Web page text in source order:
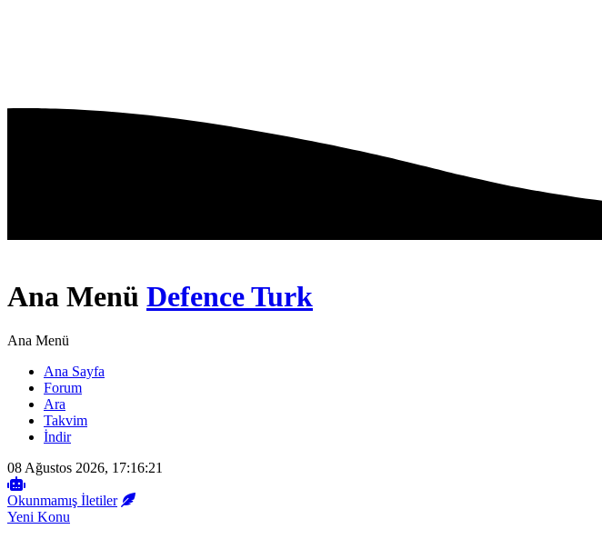
Ana Menü Defence Turk
Ana Menü
Ana Sayfa
Forum
Ara
Takvim
İndir
08 Ağustos 2026, 17:16:21
Okunmamış İletiler
Yeni Konu